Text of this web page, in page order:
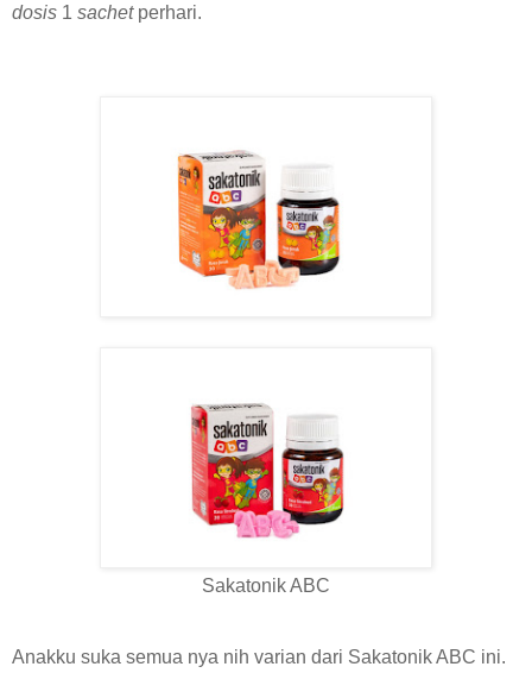
dosis 1 sachetperhari.
Sakatonik ABC
Anakku suka semua nya nih varian dari Sakatonik ABC ini.